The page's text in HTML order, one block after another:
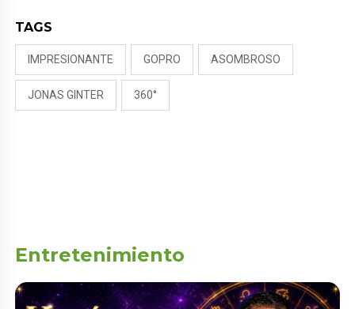
TAGS
IMPRESIONANTE GOPRO ASOMBROSO
JONAS GINTER 360°
Entretenimiento